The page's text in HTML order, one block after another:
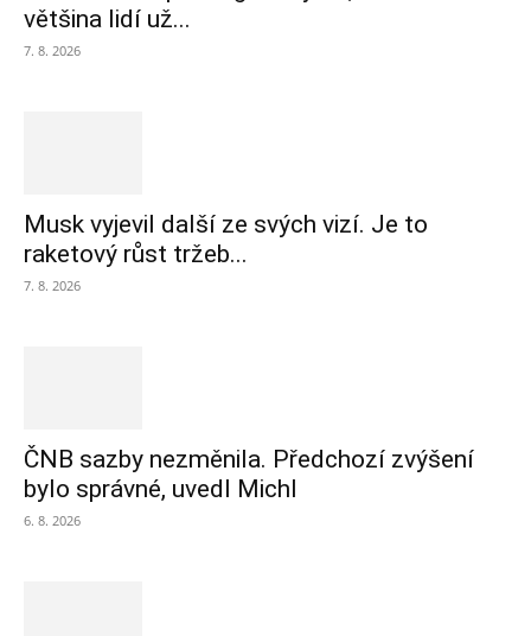
většina lidí už...
7. 8. 2026
Musk vyjevil další ze svých vizí. Je to
raketový růst tržeb...
7. 8. 2026
ČNB sazby nezměnila. Předchozí zvýšení
bylo správné, uvedl Michl
6. 8. 2026